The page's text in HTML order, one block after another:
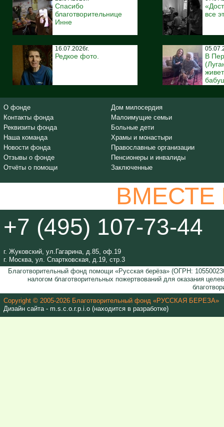
Спасибо
благотворительнице
Инне
16.07.2026г.
Редкое фото.
все
В
О фонде
Контакты фонда
Реквизиты фонда
Наша команда
Новости фонда
Отзывы о фонде
Отчёты о помощи
Дом милосердия
Малоимущие семьи
Больные дети
Храмы и монастыри
Православные организации
Пенсионеры и инвалиды
Заключенные
+7 (495) 107-73-44
г. Жуковский, ул.Гагарина, д.85, оф.19
г. Москва, ул. Спартковская, д.19, стр.3
Благотворительный фонд помощи «Русская берёза» (ОГРН:
налогом благотворительных пожертвований для оказания
Copyright © 2005-2026 Благотворительный фонд «РУССКАЯ БЕРЕЗА»
Дизайн сайта - m.s.c.o.r.p.i.o (находится в разработке)